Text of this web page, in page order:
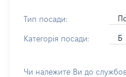
Тип посади:
Категорія посади: Б
Чи належите Ви до